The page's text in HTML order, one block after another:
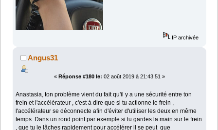
IP archivée
Angus31
« Réponse #180 le: 02 août 2019 à 21:43:51 »
Anastasia, ton problème vient du fait qu'il y a une sécurité entre ton
frein et l'accélérateur , c'est à dire que si tu actionne le frein ,
l'accélérateur se déconnecte afin d'éviter d'utiliser les deux en même
temps. Dans un rond point par exemple si tu gardes la main sur le frein
, que tu le lâches rapidement pour accélérer il se peut que